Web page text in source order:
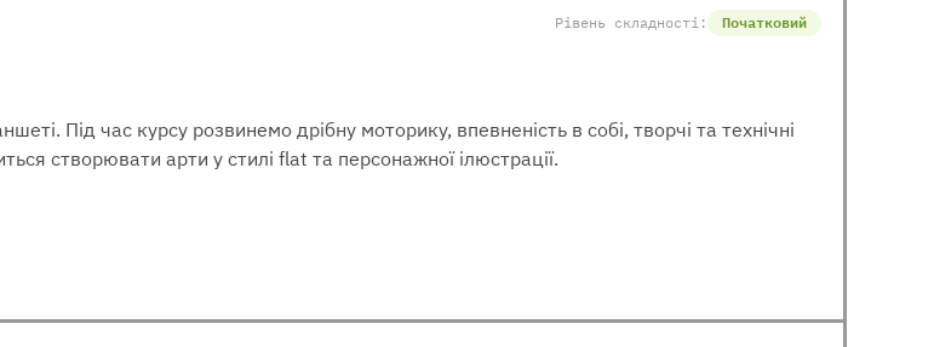
Рівень складності: Початковий
Під час курсу розвинемо дрібну моторику, впевненість в собі, творчі та технічні
створювати арти у стилі flat та персонажної ілюстрації.